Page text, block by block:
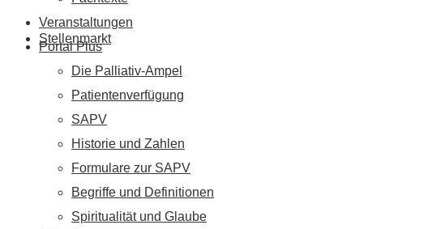
Stellenmarkt
Veranstaltungen
Portal Plus
Die Palliativ-Ampel
Patientenverfügung
SAPV
Historie und Zahlen
Formulare zur SAPV
Begriffe und Definitionen
Spiritualität und Glaube